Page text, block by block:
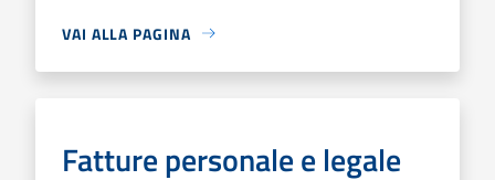
VAI ALLA PAGINA
Fatture personale e legale